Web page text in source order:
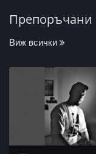
Препоръчани
Виж всички